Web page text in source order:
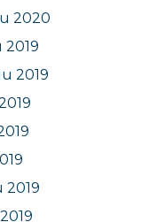
2020
2019
2019